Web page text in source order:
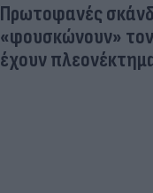
Πρωτοφανές
«φουσκώνουν»
έχουν